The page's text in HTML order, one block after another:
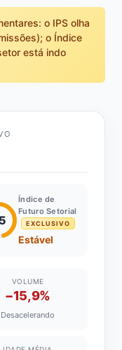
o IPS olha
o Índice
está indo
Índice de
Futuro Setorial
EXCLUSIVO
Estável
VOLUME
−15,9%
Desacelerando